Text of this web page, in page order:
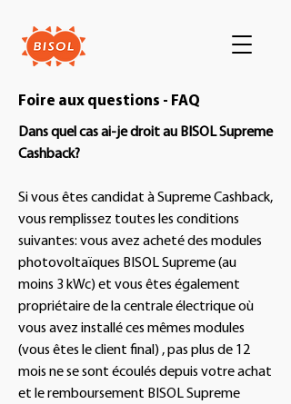
Foire aux questions - FAQ
Dans quel cas ai-je droit au BISOL Supreme
Cashback?
Si vous êtes candidat à Supreme Cashback,
vous remplissez toutes les conditions
suivantes: vous avez acheté des modules
photovoltaïques BISOL Supreme (au
moins 3 kWc) et vous êtes également
propriétaire de la centrale électrique où
vous avez installé ces mêmes modules
(vous êtes le client final) , pas plus de 12
mois ne se sont écoulés depuis votre achat
et le remboursement BISOL Supreme